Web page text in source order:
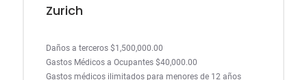
Zurich
Daños a terceros $1,500,000.00
Gastos Médicos a Ocupantes $40,000.00
Gastos médicos ilimitados para menores de 12 años